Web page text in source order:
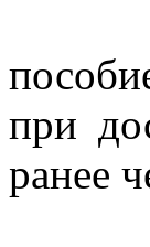
при
ранее